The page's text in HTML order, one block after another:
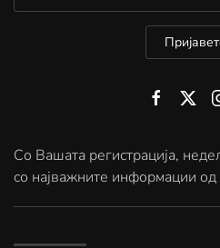
Со Вашата регистрација,
со најважните информации од